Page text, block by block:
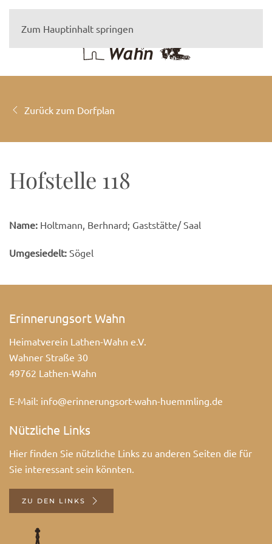
Zum Hauptinhalt springen
Zurück zum Dorfplan
Hofstelle 118
Name: Holtmann, Berhnard; Gaststätte/ Saal
Umgesiedelt: Sögel
Erinnerungsort Wahn
Heimatverein Lathen-Wahn e.V.
Wahner Straße 30
49762 Lathen-Wahn
E-Mail: info@erinnerungsort-wahn-huemmling.de
Nützliche Links
Hier finden Sie nützliche Links zu anderen Seiten die für
Sie interessant sein könnten.
ZU DEN LINKS